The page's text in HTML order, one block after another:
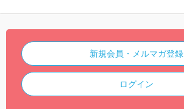
新規会員・メルマガ登録
ログイン